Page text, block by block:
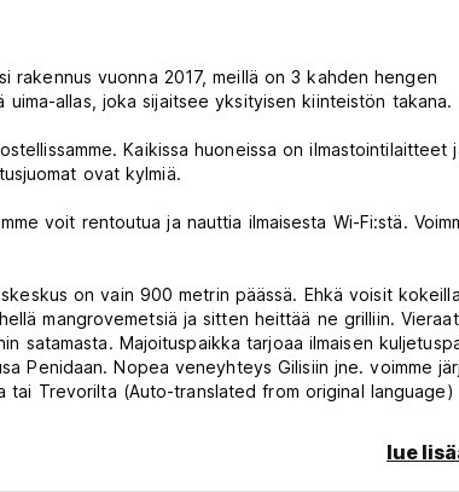
rakennus vuonna 2017, meillä on 3 kahden hengen
allas, joka sijaitsee yksityisen kiinteistön takana.
Kaikissa huoneissa on ilmastointilaitteet
ovat kylmiä.
voit rentoutua ja nauttia ilmaisesta Wi-Fi:stä.
on vain 900 metrin päässä. Ehkä voisit
mangrovemetsiä ja sitten heittää ne grilliin.
satamasta. Majoituspaikka tarjoaa ilmaisen
Penidaan. Nopea veneyhteys Gilisiin jne. voimme
Trevorilta (Auto-translated from original language)
lue